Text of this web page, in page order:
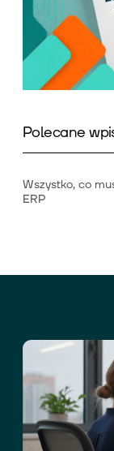
Polecane
Wszystko, co
ERP